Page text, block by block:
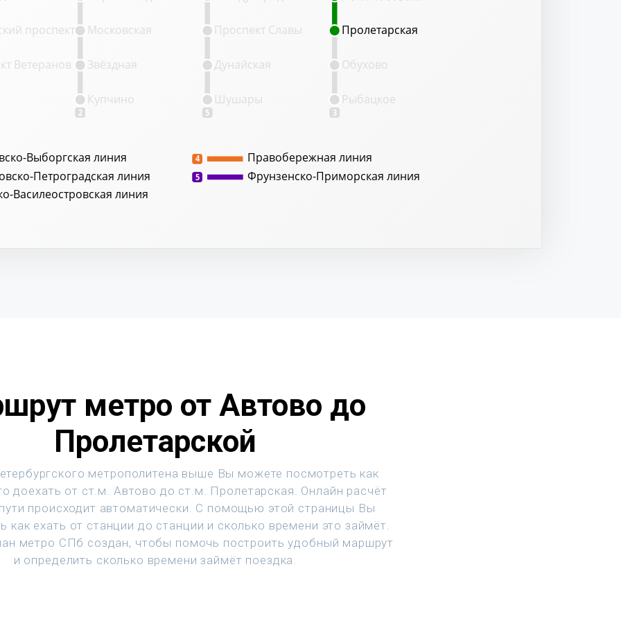
Выборгская линия
Петроградская линия
Василеостровская линия
Правобережная линия
4
Фрунзенско-Приморская линия
5
2 5 3
Ветеранов
проспект
Купчино
Звёздная
Московская
Рыбацкое
Обухово
Пролетарская
Проспект Славы
Дунайская
Шушары
Пролетарская
метро от Автово до
Пролетарской
метрополитена выше Вы можете посмотреть как
доехать от ст.м. Автово до ст.м. Пролетарская. Онлайн расчёт
происходит автоматически. С помощью этой страницы Вы
как ехать от станции до станции и сколько времени это займёт.
метро СПб создан, чтобы помочь построить удобный маршрут
и определить сколько времени займёт поездка.